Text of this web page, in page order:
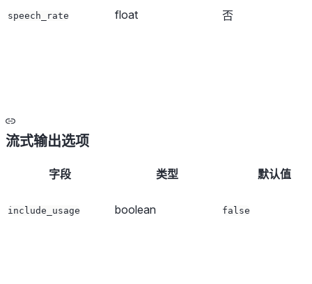
speech_rate float 否
流式输出选项
字段 类型 默认值
include_usage boolean false